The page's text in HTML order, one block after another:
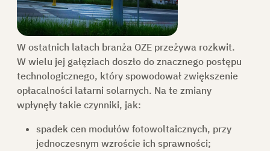
W ostatnich latach branża OZE przeżywa rozkwit.
W wielu jej gałęziach doszło do znacznego postępu
technologicznego, który spowodował zwiększenie
opłacalności latarni solarnych. Na te zmiany
wpłynęły takie czynniki, jak:
spadek cen modułów fotowoltaicznych, przy
jednoczesnym wzroście ich sprawności;